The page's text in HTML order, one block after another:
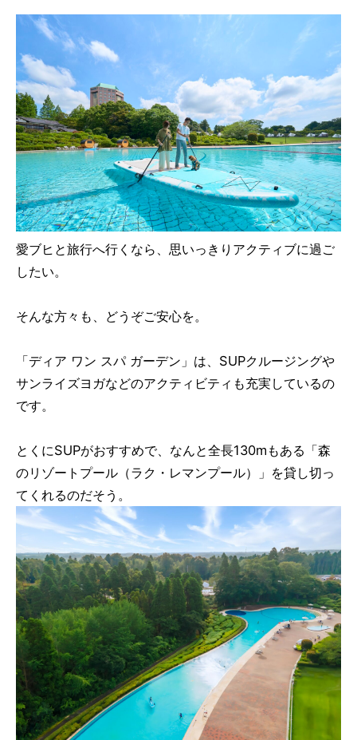
愛ブヒと旅行へ行くなら、思いっきりアクティブに過ご
したい。
そんな方々も、どうぞご安心を。
「ディア ワン スパ ガーデン」は、SUPクルージングや
サンライズヨガなどのアクティビティも充実しているの
です。
とくにSUPがおすすめで、なんと全長130mもある「森
のリゾートプール（ラク・レマンプール）」を貸し切っ
てくれるのだそう。